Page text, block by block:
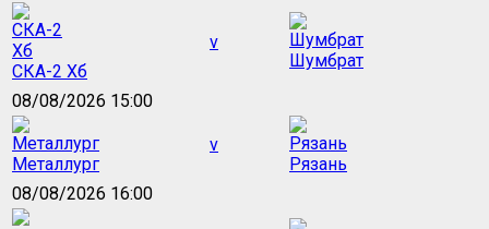
СКА-2 Хб
v
Шумбрат
08/08/2026 15:00
Металлург
v
Рязань
08/08/2026 16:00